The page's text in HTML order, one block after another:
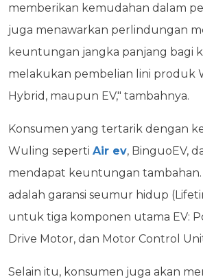
memberikan kemudahan dalam
juga menawarkan perlindungan
keuntungan jangka panjang bagi
melakukan pembelian lini produk
Hybrid, maupun EV," tambahnya.
Konsumen yang tertarik dengan
Wuling seperti Air ev, BinguoEV,
mendapat keuntungan tambahan.
adalah garansi seumur hidup
untuk tiga komponen utama EV:
Drive Motor, dan Motor Control
Selain itu, konsumen juga akan